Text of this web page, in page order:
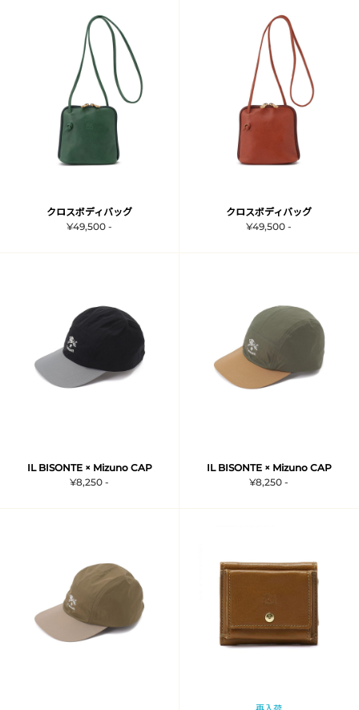
クロスボディバッグ
¥49,500 -
クロスボディバッグ
¥49,500 -
IL BISONTE × Mizuno CAP
¥8,250 -
IL BISONTE × Mizuno CAP
¥8,250 -